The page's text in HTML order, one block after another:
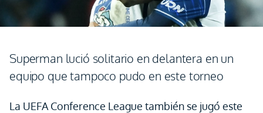
Superman lució solitario en delantera en un
equipo que tampoco pudo en este torneo
La UEFA Conference League también se jugó este